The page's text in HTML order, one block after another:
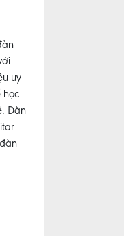
uy
học
Đàn